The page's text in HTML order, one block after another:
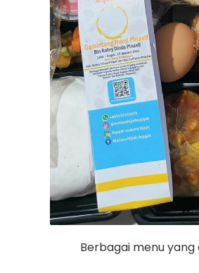
Berbagai menu